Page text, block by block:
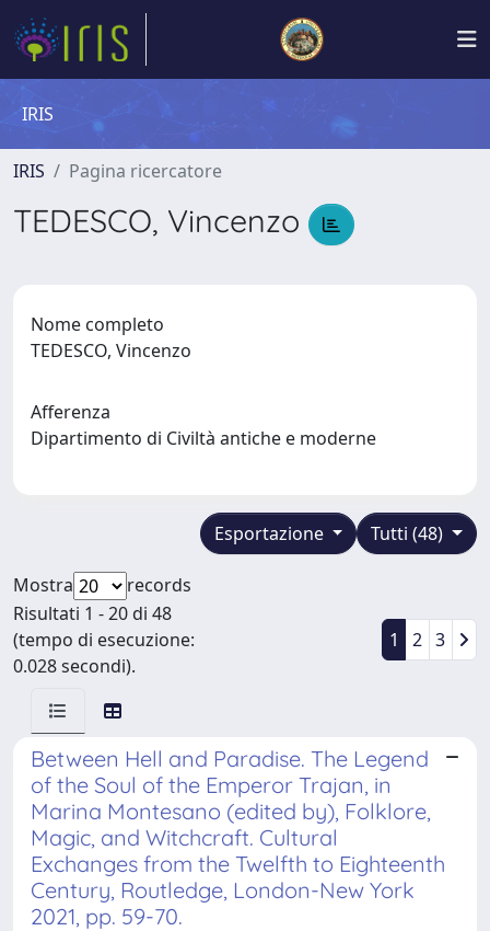
IRIS
IRIS Pagina ricercatore
TEDESCO, Vincenzo
Nome completo
TEDESCO, Vincenzo
Afferenza
Dipartimento di Civiltà antiche e moderne
Tutti (48)
Esportazione
Mostra
records
Risultati 1 - 20 di 48
(tempo di esecuzione:
0.028 secondi).
1 2 3
Between Hell and Paradise. The Legend
of the Soul of the Emperor Trajan, in
Marina Montesano (edited by), Folklore,
Magic, and Witchcraft. Cultural
Exchanges from the Twelfth to Eighteenth
Century, Routledge, London-New York
2021, pp. 59-70.